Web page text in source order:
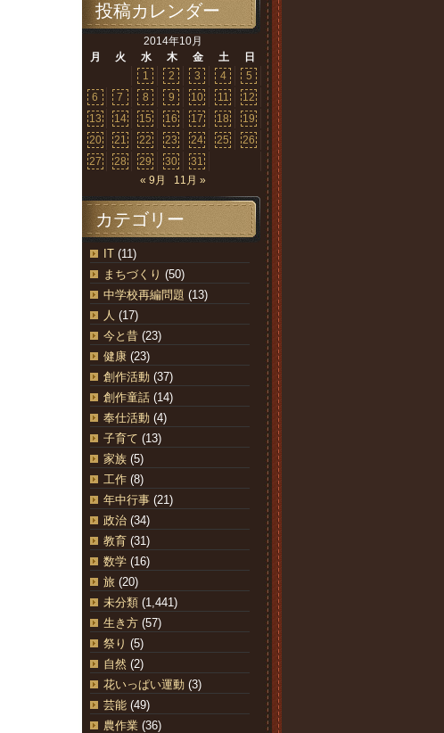
投稿カレンダー
2014年10月
月
火 水 木 金 土
日
1
2 3 4
5
6
7 8 9 10 11
12
13
14 15 16 17 18
19
20
21 22 23 24 25
26
27
28 29 30
31
« 9月
11月 »
カテゴリー
IT (11)
まちづくり (50)
中学校再編問題 (13)
人 (17)
今と昔 (23)
健康 (23)
創作活動 (37)
創作童話 (14)
奉仕活動 (4)
子育て (13)
家族 (5)
工作 (8)
年中行事 (21)
政治 (34)
教育 (31)
数学 (16)
旅 (20)
未分類 (1,441)
生き方 (57)
祭り (5)
自然 (2)
花いっぱい運動 (3)
芸能 (49)
農作業 (36)